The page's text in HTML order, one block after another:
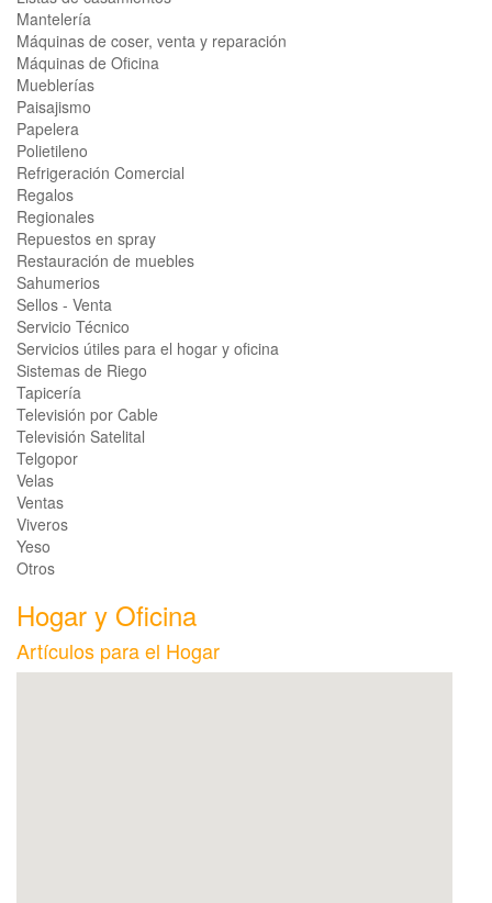
Mantelería
Máquinas de coser, venta y reparación
Máquinas de Oficina
Mueblerías
Paisajismo
Papelera
Polietileno
Refrigeración Comercial
Regalos
Regionales
Repuestos en spray
Restauración de muebles
Sahumerios
Sellos - Venta
Servicio Técnico
Servicios útiles para el hogar y oficina
Sistemas de Riego
Tapicería
Televisión por Cable
Televisión Satelital
Telgopor
Velas
Ventas
Viveros
Yeso
Otros
Hogar y Oficina
Artículos para el Hogar